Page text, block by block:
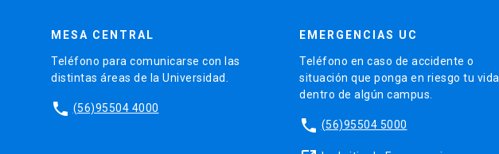
MESA CENTRAL
Teléfono para comunicarse con las
distintas áreas de la Universidad.
phone (56)95504 4000
EMERGENCIAS UC
Teléfono en caso de accidente o
situación que ponga en riesgo tu vida
dentro de algún campus.
phone (56)95504 5000